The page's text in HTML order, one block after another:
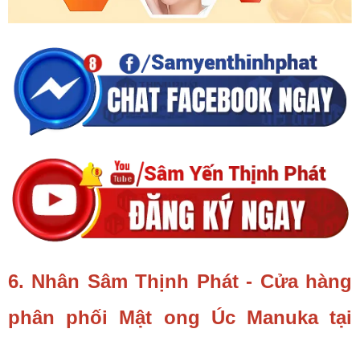
6. Nhân Sâm Thịnh Phát - Cửa hàng
phân phối Mật ong Úc Manuka tại